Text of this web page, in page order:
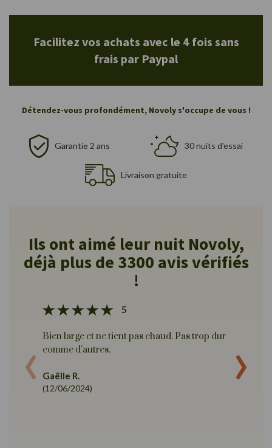
Facilitez vos achats avec le 4 fois sans
frais par Paypal
Détendez-vous profondément, Novoly s'occupe de vous !
Garantie 2 ans 30 nuits d'essai
Livraison gratuite
Ils ont aimé leur nuit Novoly,
déjà plus de 3300 avis vérifiés
!
5
Bien large et ne tient pas chaud. Pas trop dur
comme d’autres.
Gaëlle R.
(12/06/2024)
(09/02/
‹ ›